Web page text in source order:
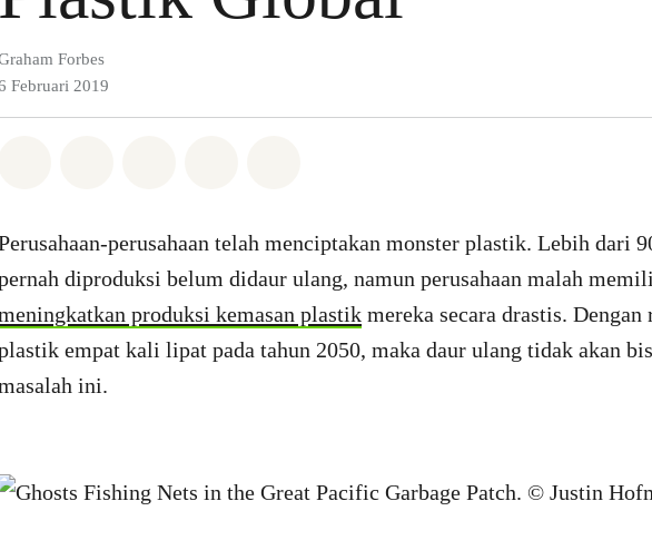
Forbes
Februari 2019
perusahaan telah menciptakan monster plastik. Lebih dari
diproduksi belum didaur ulang, namun perusahaan malah
produksi kemasan plastik mereka secara drastis. Dengan
empat kali lipat pada tahun 2050, maka daur ulang tidak akan
ini.